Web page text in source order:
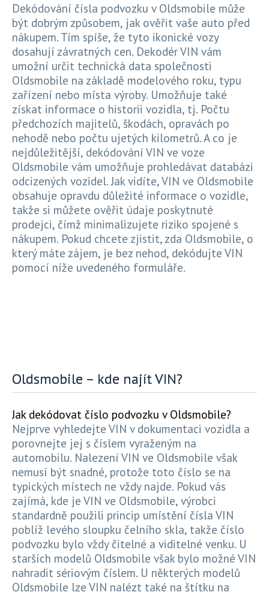
Dekódování čísla podvozku v Oldsmobile může
být dobrým způsobem, jak ověřit vaše auto před
nákupem. Tím spíše, že tyto ikonické vozy
dosahují závratných cen. Dekodér VIN vám
umožní určit technická data společnosti
Oldsmobile na základě modelového roku, typu
zařízení nebo místa výroby. Umožňuje také
získat informace o historii vozidla, tj. Počtu
předchozích majitelů, škodách, opravách po
nehodě nebo počtu ujetých kilometrů. A co je
nejdůležitější, dekódování VIN ve voze
Oldsmobile vám umožňuje prohledávat databázi
odcizených vozidel. Jak vidíte, VIN ve Oldsmobile
obsahuje opravdu důležité informace o vozidle,
takže si můžete ověřit údaje poskytnuté
prodejci, čímž minimalizujete riziko spojené s
nákupem. Pokud chcete zjistit, zda Oldsmobile, o
který máte zájem, je bez nehod, dekódujte VIN
pomocí níže uvedeného formuláře.
Oldsmobile – kde najít VIN?
Jak dekódovat číslo podvozku v Oldsmobile?
Nejprve vyhledejte VIN v dokumentaci vozidla a
porovnejte jej s číslem vyraženým na
automobilu. Nalezení VIN ve Oldsmobile však
nemusí být snadné, protože toto číslo se na
typických místech ne vždy najde. Pokud vás
zajímá, kde je VIN ve Oldsmobile, výrobci
standardně použili princip umístění čísla VIN
poblíž levého sloupku čelního skla, takže číslo
podvozku bylo vždy čitelné a viditelné venku. U
starších modelů Oldsmobile však bylo možné VIN
nahradit sériovým číslem. U některých modelů
Oldsmobile lze VIN nalézt také na štítku na